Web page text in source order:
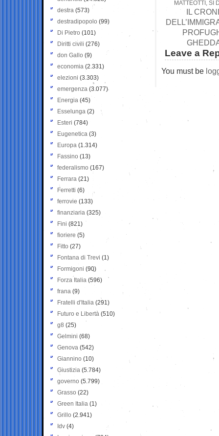
MATTEOTTI, SI
IL
Leave a
You must be
destra (573)
destradipopolo (99)
Di Pietro (101)
Diritti civili (276)
don Gallo (9)
economia (2.331)
elezioni (3.303)
emergenza (3.077)
Energia (45)
Esselunga (2)
Esteri (784)
Eugenetica (3)
Europa (1.314)
Fassino (13)
federalismo (167)
Ferrara (21)
Ferretti (6)
ferrovie (133)
finanziaria (325)
Fini (821)
fioriere (5)
Fitto (27)
Fontana di Trevi (1)
Formigoni (90)
Forza Italia (596)
frana (9)
Fratelli d'Italia (291)
Futuro e Libertà (510)
g8 (25)
Gelmini (68)
Genova (542)
Giannino (10)
Giustizia (5.784)
governo (5.799)
Grasso (22)
Green Italia (1)
Grillo (2.941)
Idv (4)